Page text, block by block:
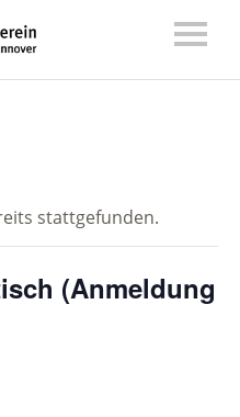
stattgefunden.
(Anmeldung